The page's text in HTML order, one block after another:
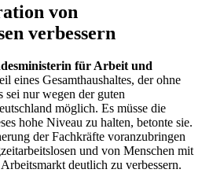
von
verbessern
für Arbeit und
eines Gesamthaushaltes, der ohne
sei nur wegen der guten
möglich. Es müsse die
hohe Niveau zu halten, betonte sie.
der Fachkräfte voranzubringen
und von Menschen mit
deutlich zu verbessern.